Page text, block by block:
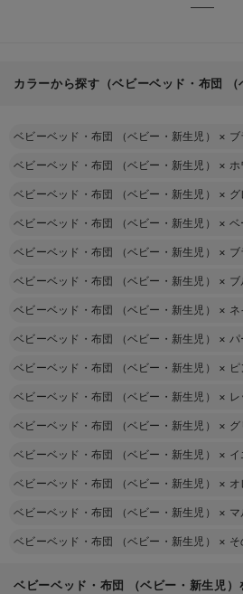
カラーから探す（ベビーベッド・布団 （
ベビーベッド・布団 （ベビー・新生児） ×
ベビーベッド・布団 （ベビー・新生児） × ホ
ベビーベッド・布団 （ベビー・新生児） ×
ベビーベッド・布団 （ベビー・新生児） × ベ
ベビーベッド・布団 （ベビー・新生児） ×
ベビーベッド・布団 （ベビー・新生児） ×
ベビーベッド・布団 （ベビー・新生児） ×
ベビーベッド・布団 （ベビー・新生児） × パ
ベビーベッド・布団 （ベビー・新生児） ×
ベビーベッド・布団 （ベビー・新生児） ×
ベビーベッド・布団 （ベビー・新生児） ×
ベビーベッド・布団 （ベビー・新生児） ×
ベビーベッド・布団 （ベビー・新生児） ×
ベビーベッド・布団 （ベビー・新生児） ×
ベビーベッド・布団 （ベビー・新生児） × そ
ベビーベッド・布団 （ベビー・新生児